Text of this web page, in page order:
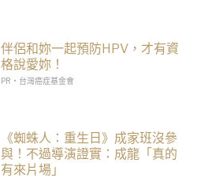
伴侶和妳一起預防HPV，才有資
格說愛妳！
PR・台灣癌症基金會
《蜘蛛人：重生日》成家班沒參
與！不過導演證實：成龍「真的
有來片場」